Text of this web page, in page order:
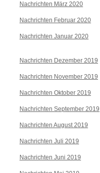
Nachrichten März 2020
Nachrichten Februar 2020
Nachrichten Januar 2020
Nachrichten Dezember 2019
Nachrichten November 2019
Nachrichten Oktober 2019
Nachrichten September 2019
Nachrichten August 2019
Nachrichten Juli 2019
Nachrichten Juni 2019